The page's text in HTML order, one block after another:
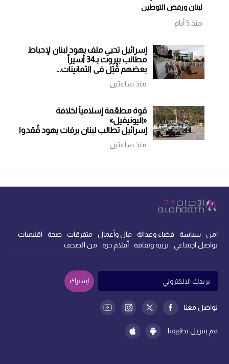
لبنان ورفض التوطين
منذ 5 أيام
إسرائيل تحيي ملف يهود لبنان لإحباط
مطالب بيروت بـ34 أسيراً
بعضهم قُتِل في الثمانينات...
واستنهاضه وُصف بـ«شروط تعجيزية»
منذ ساعتين
قوة مطعّمة إسلامياً لخلافة
«اليونيفيل»
إسرائيل تطالب لبنان برفات يهود فُقدوا
في الحرب الأهلية
منذ ساعتين
امن سياسة قضاء وعدالة مال وأعمال متفرقات صحة
اقليميات
تواصل اجتماعي
تربية وثقافة أقلام حرة من الصحف
قم بتنزيل تطبيقنا
تواصل معنا
إشترك